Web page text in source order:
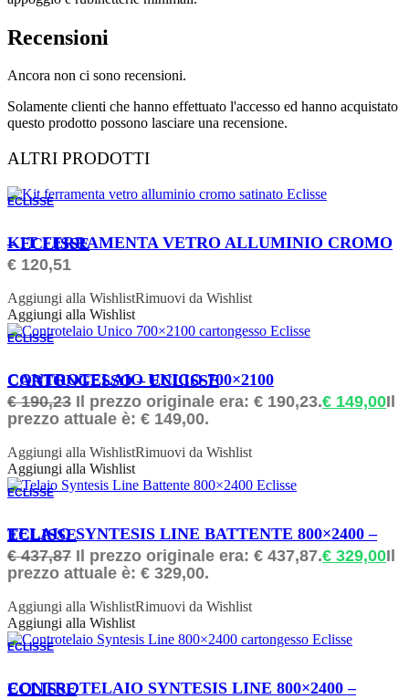
Recensioni
Ancora non ci sono recensioni.
Solamente clienti che hanno effettuato l'accesso ed hanno acquistato
questo prodotto possono lasciare una recensione.
ALTRI PRODOTTI
ECLISSE
ORDINABILE
KIT FERRAMENTA VETRO ALLUMINIO CROMO – ECLISSE
€ 120,51
Aggiungi alla WishlistRimuovi da Wishlist
Aggiungi alla Wishlist
ECLISSE
ORDINABILE
CONTROTELAIO UNICO 700×2100 CARTONGESSO – ECLISSE
€190,23 Il prezzo originale era: € 190,23.€ 149,00Il
prezzo attuale è: € 149,00.
Aggiungi alla WishlistRimuovi da Wishlist
Aggiungi alla Wishlist
ECLISSE
ORDINABILE
TELAIO SYNTESIS LINE BATTENTE 800×2400 – ECLISSE
€437,87 Il prezzo originale era: € 437,87.€ 329,00Il
prezzo attuale è: € 329,00.
Aggiungi alla WishlistRimuovi da Wishlist
Aggiungi alla Wishlist
ECLISSE
ORDINABILE
CONTROTELAIO SYNTESIS LINE 800×2400 – ECLISSE